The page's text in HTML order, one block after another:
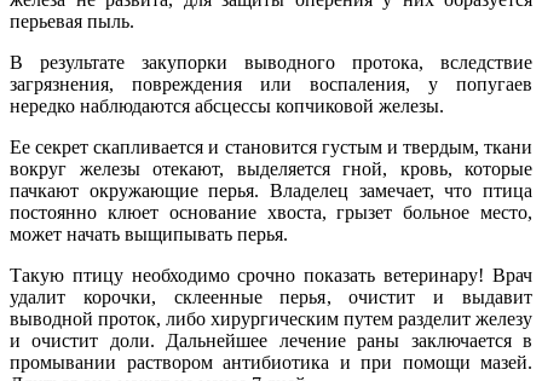
перьевая пыль.
В результате закупорки выводного протока, вследствие
загрязнения, повреждения или воспаления, у попугаев
нередко наблюдаются абсцессы копчиковой железы.
Ее секрет скапливается и становится густым и твердым, ткани
вокруг железы отекают, выделяется гной, кровь, которые
пачкают окружающие перья. Владелец замечает, что птица
постоянно клюет основание хвоста, грызет больное место,
может начать выщипывать перья.
Такую птицу необходимо срочно показать ветеринару! Врач
удалит корочки, склеенные перья, очистит и выдавит
выводной проток, либо хирургическим путем разделит железу
и очистит доли. Дальнейшее лечение раны заключается в
промывании раствором антибиотика и при помощи мазей.